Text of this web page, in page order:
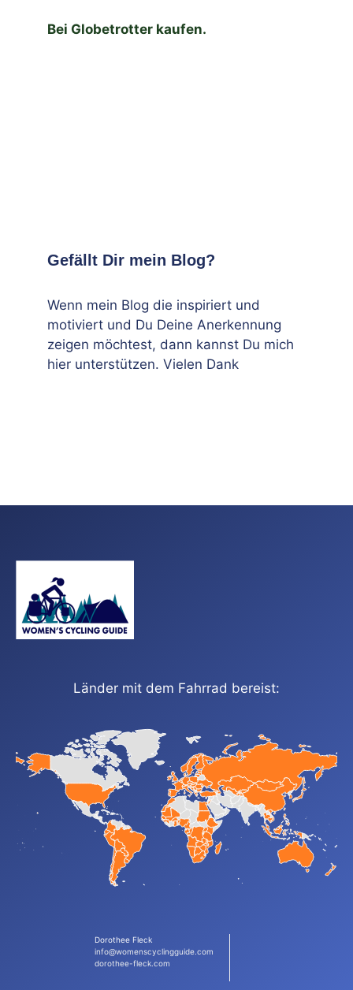
Bei Globetrotter kaufen.
Gefällt Dir mein Blog?
Wenn mein Blog die inspiriert und
motiviert und Du Deine Anerkennung
zeigen möchtest, dann kannst Du mich
hier unterstützen. Vielen Dank
Länder mit dem Fahrrad bereist:
Dorothee Fleck
info@womenscyclingguide.com
dorothee-fleck.com